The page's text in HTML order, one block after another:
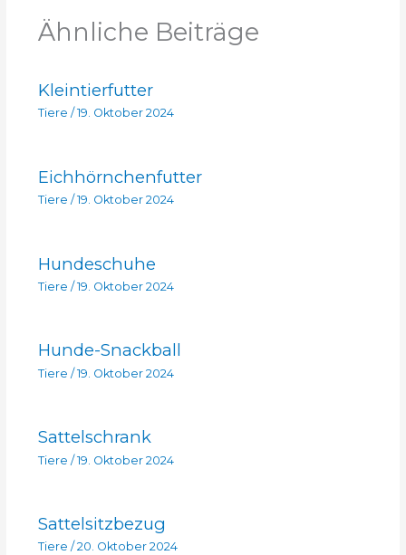
Ähnliche Beiträge
Kleintierfutter
Tiere / 19. Oktober 2024
Eichhörnchenfutter
Tiere / 19. Oktober 2024
Hundeschuhe
Tiere / 19. Oktober 2024
Hunde-Snackball
Tiere / 19. Oktober 2024
Sattelschrank
Tiere /19. Oktober 2024
Sattelsitzbezug
Tiere / 20. Oktober 2024